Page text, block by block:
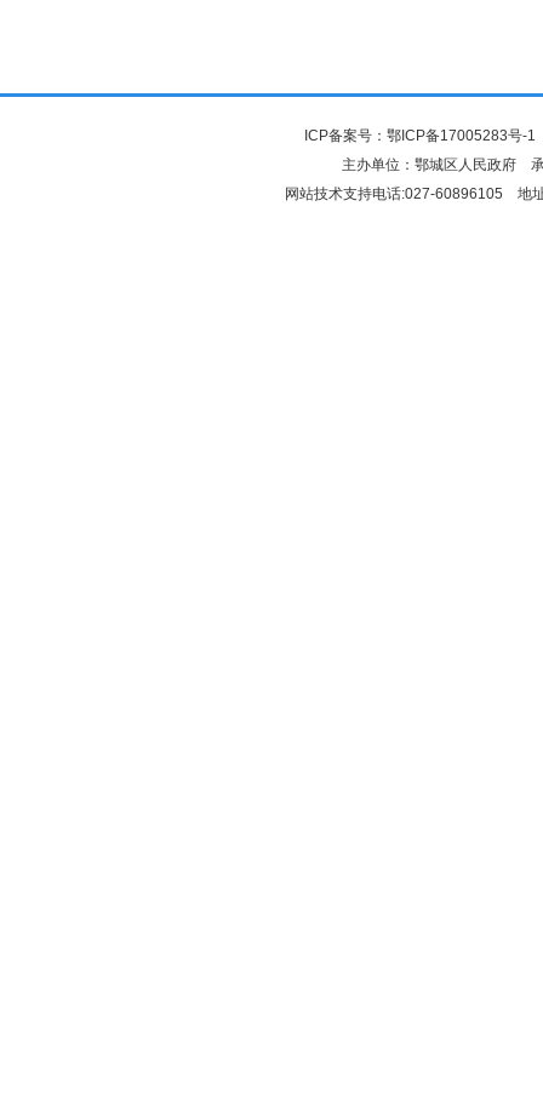
ICP备案号： 鄂ICP备17005283号-1
主办单位：鄂城区人民政府
网站技术支持电话:027-60896105 地